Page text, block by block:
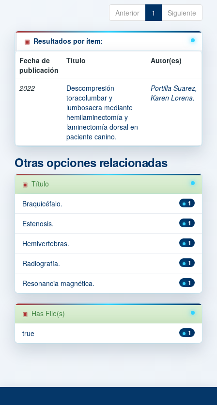
Anterior 1 Siguiente
Resultados por ítem:
Fecha de
publicación
Título Autor(es)
2022
Descompresión
toracolumbar y
lumbosacra mediante
hemilaminectomía y
laminectomía dorsal en
paciente canino.
Portilla Suarez,
Karen Lorena.
Otras opciones relacionadas
Título
1
Braquicéfalo.
1
Estenosis.
1
Hemivertebras.
1
Radiografía.
1
Resonancia magnética.
Has File(s)
1
true